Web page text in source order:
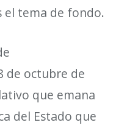
el tema de fondo.
de octubre de
que emana
del Estado que